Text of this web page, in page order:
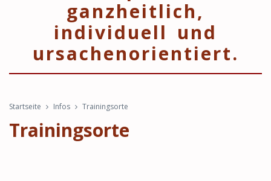
ganzheitlich,
individuell und
ursachenorientiert.
Startseite Infos Trainingsorte
Trainingsorte